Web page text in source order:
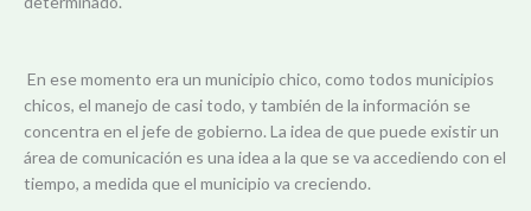
En ese momento era un municipio chico, como todos municipios
chicos, el manejo de casi todo, y también de la información se
concentra en el jefe de gobierno. La idea de que puede existir un
área de comunicación es una idea a la que se va accediendo con el
tiempo, a medida que el municipio va creciendo.